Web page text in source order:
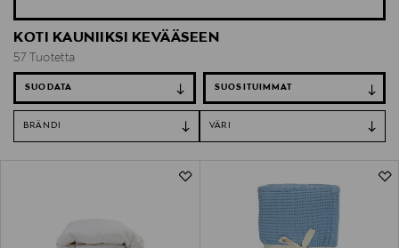
valoisaan vuodenaikaan.
KOTI KAUNIIKSI KEVÄÄSEEN
57 Tuotetta
SUODATA
BRÄNDI VÄRI